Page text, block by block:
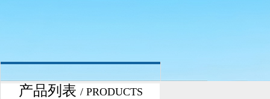
产品列表 / PRODUCTS